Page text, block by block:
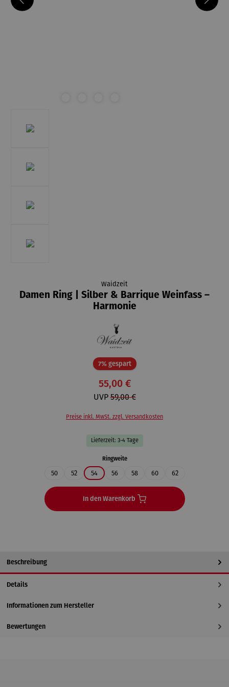
Waidzeit
Damen Ring | Silber & Barrique Weinfass –
Harmonie
7% gespartRabatt
55,00 €
UVP59,00 €
Preise inkl. MwSt. zzgl. Versandkosten
Lieferzeit: 3-4 Tage
Ringweiteauswählen
50 52 54 56 58 60 62
In den Warenkorb
Beschreibung
Details
Informationen zum Hersteller
Bewertungen